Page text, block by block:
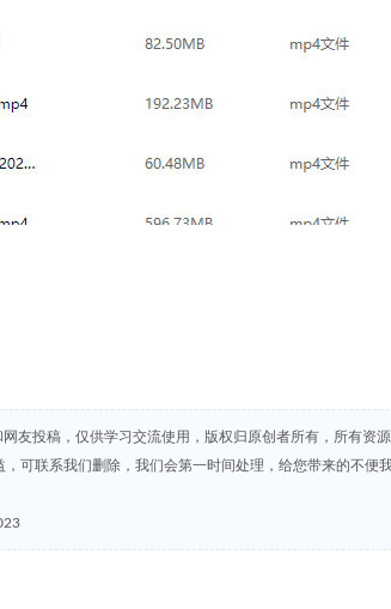
友投稿，仅供学习交流使用，版权归原创者所有，所有资
可联系我们删除，我们会第一时间处理，给您带来的不便我